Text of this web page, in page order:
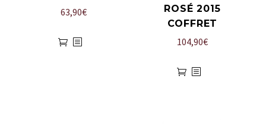
63,90€
ROSÉ 2015
COFFRET
104,90€